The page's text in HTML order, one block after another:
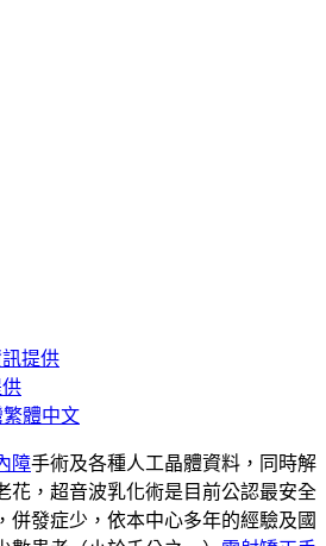
提供
繁體中文
障手術及各種人工晶體資料，同時解
花，超音波乳化術是目前公認最安全
併發症少，依本中心多年的經驗及國